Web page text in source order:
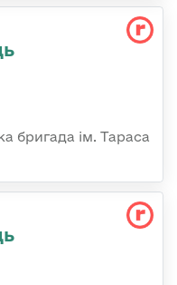
бригада ім. Тараса